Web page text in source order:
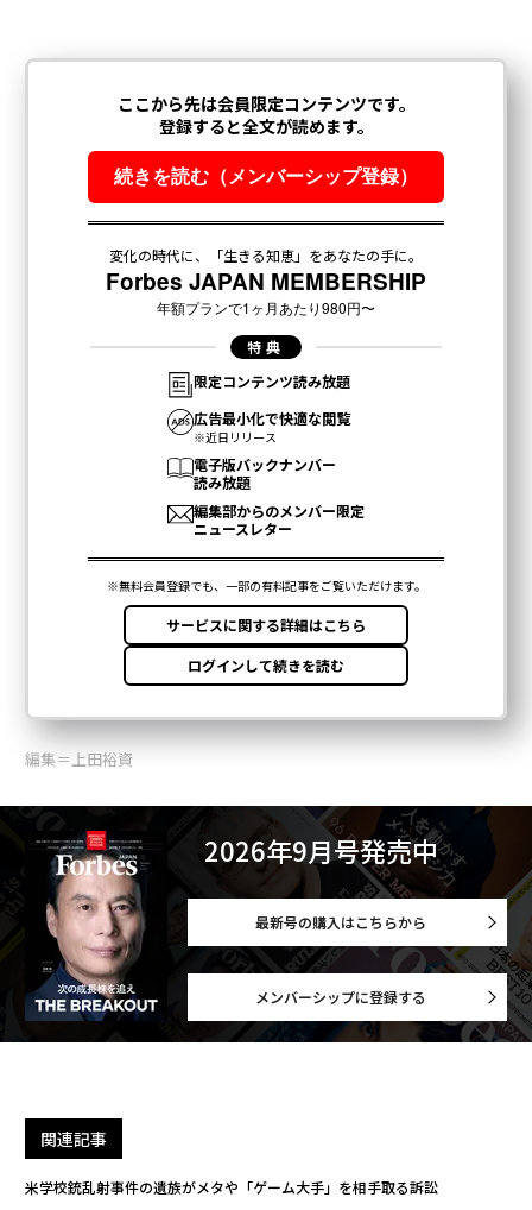
編集＝上田裕資
2026年9月号発売中
最新号の購入はこちらから
メンバーシップに登録する
関連記事
米学校銃乱射事件の遺族がメタや「ゲーム大手」を相手取る訴訟